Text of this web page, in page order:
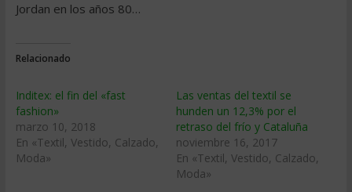
Jordan en los años 80…
Relacionado
Inditex: el fin del «fast
fashion»
marzo 10, 2018
En «Textil, Vestido, Calzado,
Moda»
Las ventas del textil se
hunden un 12,3% por el
retraso del frío y Cataluña
noviembre 16, 2017
En «Textil, Vestido, Calzado,
Moda»